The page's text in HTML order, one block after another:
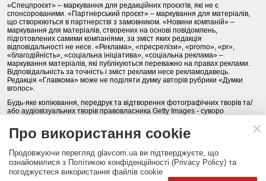
«Спецпроєкт» – маркування для редакційних проєктів, які не є
спонсорованими. «Партнерський проєкт» – маркування для матеріалів,
що створюються в партнерстві з замовником. «Новини компаній» –
маркування для матеріалів, створених на основі повідомлень,
підготовлених самими компаніями, за зміст яких редакція
відповідальності не несе. «Реклама», «пресрелізи», «promo», «pr»,
«благодійність», «соціальна ініціатива», «соціальна реклама» –
маркування матеріалів, які публікуються переважно на правах реклами.
Відповідальність за точність і зміст реклами несе рекламодавець.
Редакція «Главкома» може не поділяти думку авторів рубрики «Думки
вголос».
Будь-яке копіювання, передрук та відтворення фотографічних творів та/
або аудіовізуальних творів правовласника Getty Images - суворо
Політика конфіденційності (Privacy Policy). Правила сайту
КОНТАКТИ НАША КОМАНДА АРХІВ
Партнери:DepositPhotos.com,opendatabot.ua
Про використання cookie
Продовжуючи перегляд glavcom.ua ви підтверджуєте, що
ознайомилися з Політикою конфіденційності (Privacy Policy) та
погоджуєтеся використання файлів cookie